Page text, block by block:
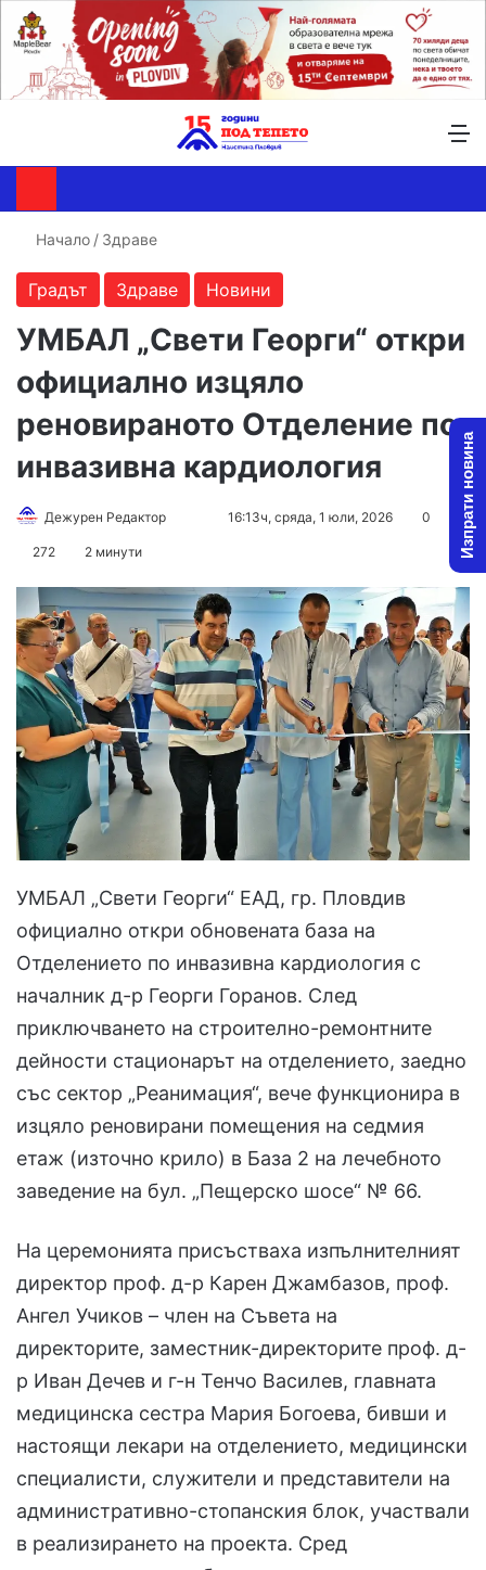
Начало / Здраве
Градът Здраве Новини
УМБАЛ „Свети Георги“ откри
официално изцяло
реновираното Отделение по
инвазивна кардиология
Дежурен Редактор
Send16:13ч, сряда, 1 юли, 2026 0
272 2 минути
УМБАЛ „Свети Георги“ ЕАД, гр. Пловдив
официално откри обновената база на
Отделението по инвазивна кардиология с
началник д-р Георги Горанов. След
приключването на строително-ремонтните
дейности стационарът на отделението, заедно
със сектор „Реанимация“, вече функционира в
изцяло реновирани помещения на седмия
етаж (източно крило) в База 2 на лечебното
заведение на бул. „Пещерско шосе“ № 66.
На церемонията присъстваха изпълнителният
директор проф. д-р Карен Джамбазов, проф.
Ангел Учиков – член на Съвета на
директорите, заместник-директорите проф. д-
р Иван Дечев и г-н Тенчо Василев, главната
медицинска сестра Мария Богоева, бивши и
настоящи лекари на отделението, медицински
специалисти, служители и представители на
административно-стопанския блок, участвали
в реализирането на проекта. Сред
Изпрати новина